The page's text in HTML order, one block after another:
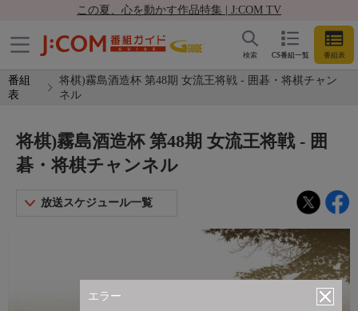
この夏、心を動かす作品特集 | J:COM TV
CS番組一覧 番組表
検索
番組
表
将棋)霧島酒造杯 第48期 女流王将戦 - 囲碁・将棋チャン
ネル
エラー
将棋)霧島酒造杯 第48期 女流王将戦 - 囲
碁・将棋チャンネル
放送スケジュール一覧